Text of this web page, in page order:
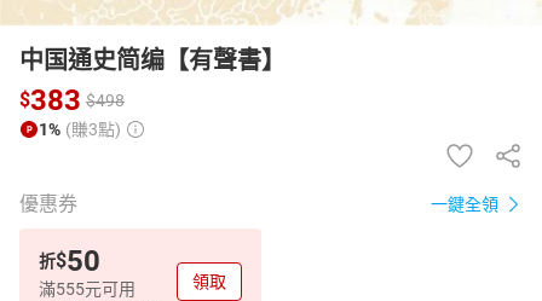
中国通史简编【有聲書】
$383 $498
1% (賺3點)
優惠券 一鍵全領
折$50
滿555元可用 領取